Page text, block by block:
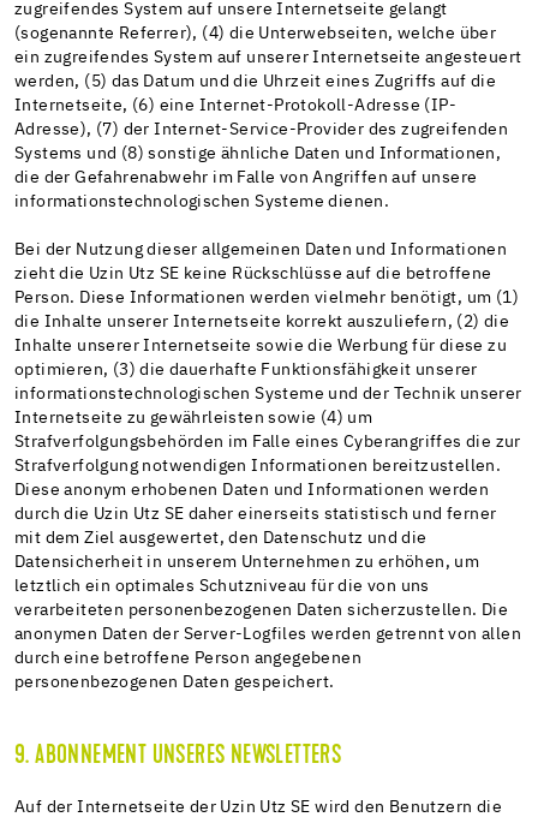
zugreifendes System auf unsere Internetseite gelangt
(sogenannte Referrer), (4) die Unterwebseiten, welche über
ein zugreifendes System auf unserer Internetseite angesteuert
werden, (5) das Datum und die Uhrzeit eines Zugriffs auf die
Internetseite, (6) eine Internet-Protokoll-Adresse (IP-
Adresse), (7) der Internet-Service-Provider des zugreifenden
Systems und (8) sonstige ähnliche Daten und Informationen,
die der Gefahrenabwehr im Falle von Angriffen auf unsere
informationstechnologischen Systeme dienen.
Bei der Nutzung dieser allgemeinen Daten und Informationen
zieht die Uzin Utz SE keine Rückschlüsse auf die betroffene
Person. Diese Informationen werden vielmehr benötigt, um (1)
die Inhalte unserer Internetseite korrekt auszuliefern, (2) die
Inhalte unserer Internetseite sowie die Werbung für diese zu
optimieren, (3) die dauerhafte Funktionsfähigkeit unserer
informationstechnologischen Systeme und der Technik unserer
Internetseite zu gewährleisten sowie (4) um
Strafverfolgungsbehörden im Falle eines Cyberangriffes die zur
Strafverfolgung notwendigen Informationen bereitzustellen.
Diese anonym erhobenen Daten und Informationen werden
durch die Uzin Utz SE daher einerseits statistisch und ferner
mit dem Ziel ausgewertet, den Datenschutz und die
Datensicherheit in unserem Unternehmen zu erhöhen, um
letztlich ein optimales Schutzniveau für die von uns
verarbeiteten personenbezogenen Daten sicherzustellen. Die
anonymen Daten der Server-Logfiles werden getrennt von allen
durch eine betroffene Person angegebenen
personenbezogenen Daten gespeichert.
9. ABONNEMENT UNSERES NEWSLETTERS
Auf der Internetseite der Uzin Utz SE wird den Benutzern die